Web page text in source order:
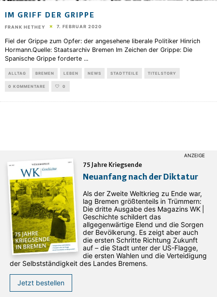
IM GRIFF DER GRIPPE
FRANK HETHEY 7. FEBRUAR 2020
Fiel der Grippe zum Opfer: der angesehene liberale Politiker Hinrich
Hormann.Quelle: Staatsarchiv Bremen Im Zeichen der Grippe: Die
Spanische Grippe forderte ...
ALLTAG BREMEN LEBEN NEWS STADTTEILE TITELSTORY
0 KOMMENTARE 0
75 Jahre Kriegsende
Neuanfang nach der Diktatur
Als der Zweite Weltkrieg zu Ende war,
lag Bremen größtenteils in Trümmern:
Die dritte Ausgabe des ­Magazins WK |
Geschichte schildert das
allgegenwärtige Elend und die Sorgen
der Bevölkerung. Es zeigt aber auch
die ersten Schritte Richtung Zukunft
auf – die Stadt unter der US-Flagge,
die ersten Wahlen und die Verteidigung
der Selbstständigkeit des Landes Bremens.
Jetzt bestellen